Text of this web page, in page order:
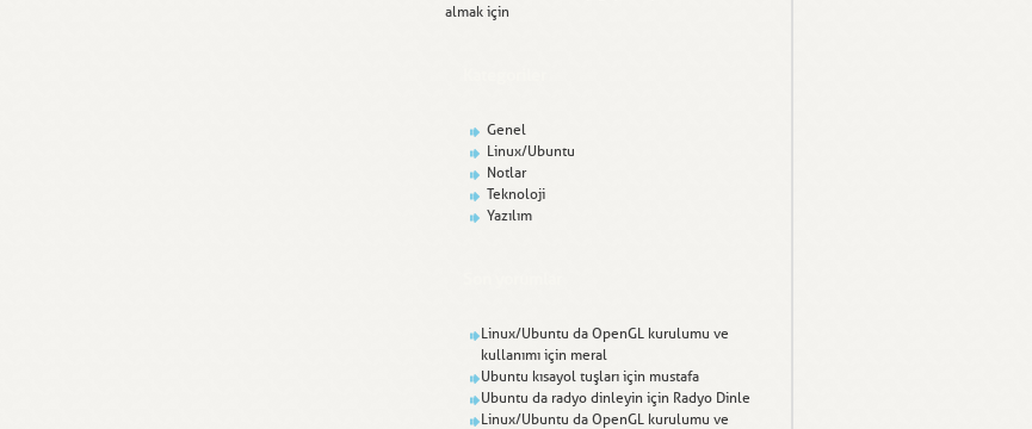
almak için
Genel
Linux/Ubuntu
Notlar
Teknoloji
Yazılım
Linux/Ubuntu da OpenGL kurulumu ve
kullanımı için meral
Ubuntu kısayol tuşları için mustafa
Ubuntu da radyo dinleyin için Radyo Dinle
Linux/Ubuntu da OpenGL kurulumu ve